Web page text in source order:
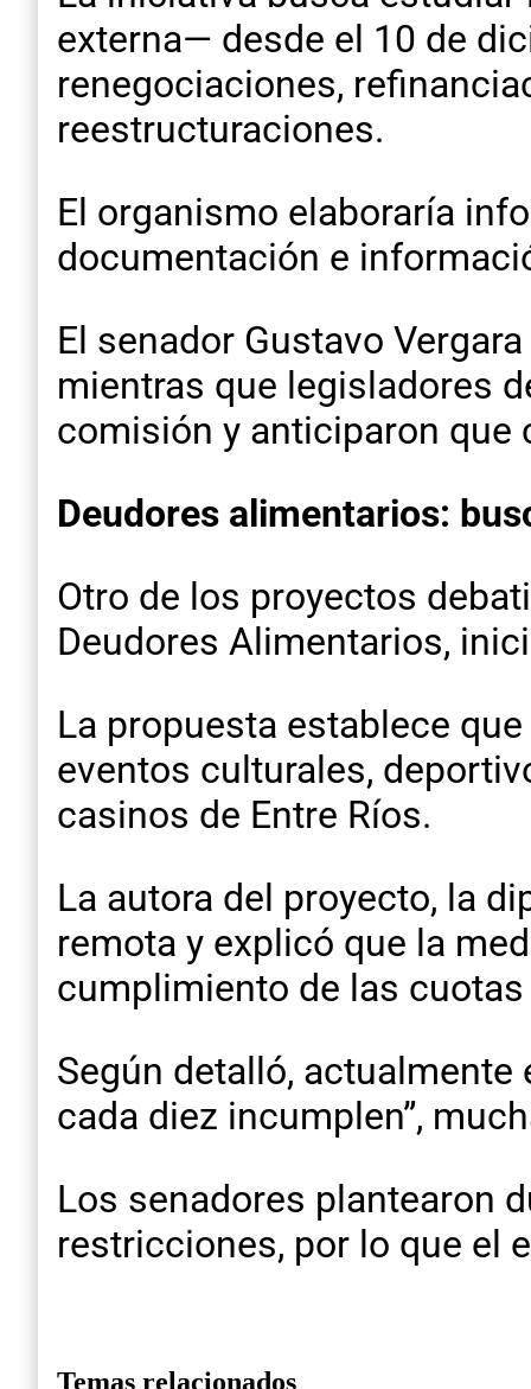
externa— desde el 10 de
renegociaciones,
reestructuraciones.
El organismo elaboraría
documentación e
El senador Gustavo
mientras que legisladores
comisión y anticiparon que
Deudores alimentarios:
Otro de los proyectos
Deudores Alimentarios,
La propuesta establece
eventos culturales,
casinos de Entre Ríos.
La autora del proyecto, la
remota y explicó que la
cumplimiento de las
Según detalló,
cada diez incumplen”,
Los senadores plantearon
restricciones, por lo que el
Temas relacionados